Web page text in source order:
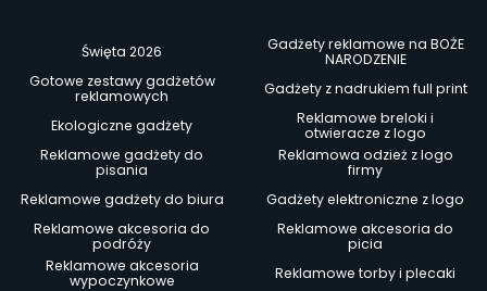
Święta 2026
Gadżety reklamowe na BOŻE
NARODZENIE
Gotowe zestawy gadżetów
reklamowych
Gadżety z nadrukiem full print
Ekologiczne gadżety
Reklamowe breloki i
otwieracze z logo
Reklamowe gadżety do
pisania
Reklamowa odzież z logo
firmy
Reklamowe gadżety do biura
Gadżety elektroniczne z logo
Reklamowe akcesoria do
podróży
Reklamowe akcesoria do
picia
Reklamowe akcesoria
wypoczynkowe
Reklamowe torby i plecaki